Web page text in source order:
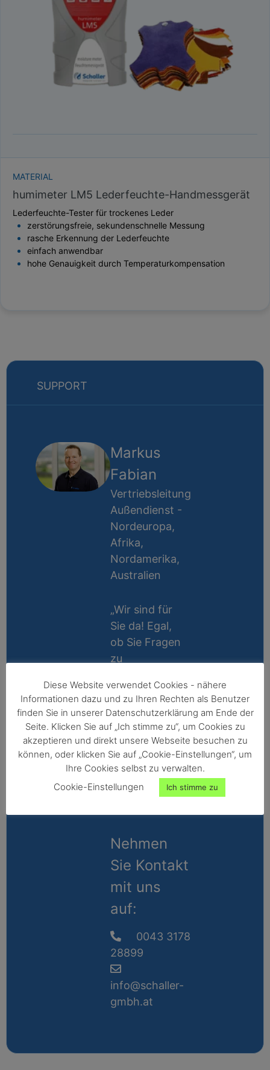
GEWICHT / MASSE
MATERIAL
humimeter LM5 Lederfeuchte-Handmessgerät
Lederfeuchte-Tester für trockenes Leder
zerstörungsfreie, sekundenschnelle Messung
rasche Erkennung der Lederfeuchte
einfach anwendbar
hohe Genauigkeit durch Temperaturkompensation
SUPPORT
Markus
Fabian
Vertriebsleitung
Außendienst -
Nordeuropa,
Afrika,
Nordamerika,
Australien
„Wir sind für
Sie da! Egal,
ob Sie Fragen
zu
Kalibrierung,
Zubehör oder
Technik
haben, wir
helfen gerne
persönlich
weiter!“
Nehmen
Sie Kontakt
mit uns
auf:
0043 3178
28899
info@schaller-
gmbh.at
Lifetime
Support
10 Jahre
Reparatur-
Diese Website verwendet Cookies - nähere
Informationen dazu und zu Ihren Rechten als Benutzer
finden Sie in unserer Datenschutzerklärung am Ende der
Seite. Klicken Sie auf „Ich stimme zu“, um Cookies zu
akzeptieren und direkt unsere Webseite besuchen zu
können, oder klicken Sie auf „Cookie-Einstellungen“, um
Ihre Cookies selbst zu verwalten.
Cookie-Einstellungen
Ich stimme zu